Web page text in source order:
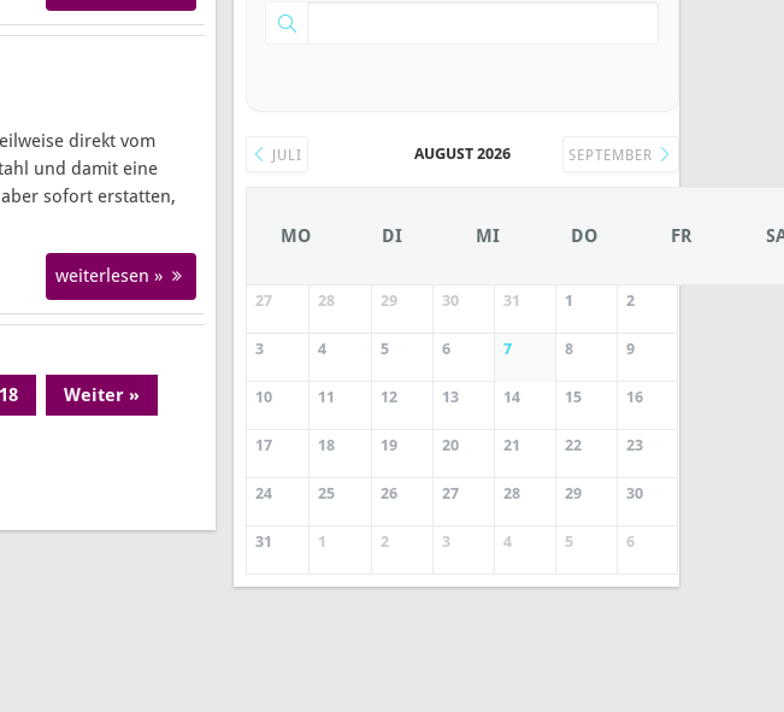
direkt vom
und damit eine
sofort erstatten,
weiterlesen »
18 Weiter »
JULI AUGUST 2026 SEPTEMBER
MO DI MI DO FR
27 28 29 30 31 1 2
3 4 5 6 7 8 9
10 11 12 13 14 15 16
17 18 19 20 21 22 23
24 25 26 27 28 29 30
31 1 2 3 4 5 6